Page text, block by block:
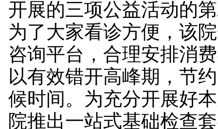
开展的三项公益活动的
为了大家看诊方便，该
咨询平台，合理安排消
以有效错开高峰期，节
候时间。为充分开展好
院推出一站式基础检查